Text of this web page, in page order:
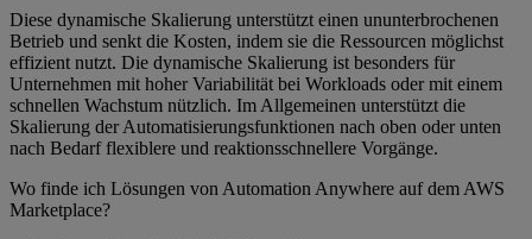
Diese dynamische Skalierung unterstützt einen ununterbrochenen
Betrieb und senkt die Kosten, indem sie die Ressourcen möglichst
effizient nutzt. Die dynamische Skalierung ist besonders für
Unternehmen mit hoher Variabilität bei Workloads oder mit einem
schnellen Wachstum nützlich. Im Allgemeinen unterstützt die
Skalierung der Automatisierungsfunktionen nach oben oder unten
nach Bedarf flexiblere und reaktionsschnellere Vorgänge.
Wo finde ich Lösungen von Automation Anywhere auf dem AWS
Marketplace?